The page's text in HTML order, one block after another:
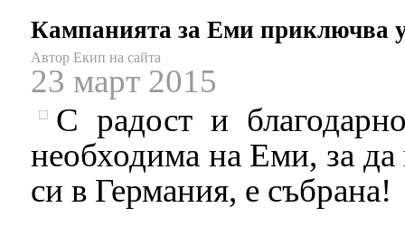
Кампанията за Еми приключва
Автор Екип на сайта
23 март 2015
С радост и
необходима на Еми, за
си в Германия, е събрана!